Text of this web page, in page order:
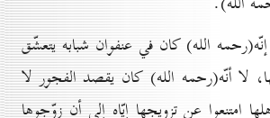
الله) كان في عنفوان شبابه يتعشّق
لا أنّه(رحمه الله) كان يقصد الفجور لا
امتنعوا عن تزويجها إيّاه إلى أن زوّجوها